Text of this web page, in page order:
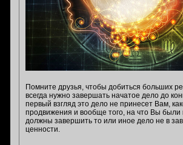
Помните друзья, чтобы добиться больших
всегда нужно завершать начатое дело до
первый взгляд это дело не принесет Вам,
продвижения и вообще того, на что Вы
должны завершить то или иное дело не в
ценности.